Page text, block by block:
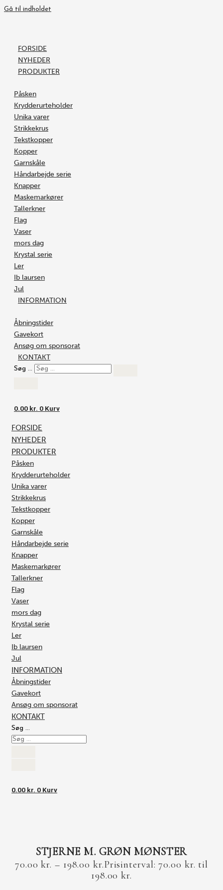
Gå til indholdet
FORSIDE
NYHEDER
PRODUKTER
Påsken
Krydderurteholder
Unika varer
Strikkekrus
Tekstkopper
Kopper
Garnskåle
Håndarbejde serie
Knapper
Maskemarkører
Tallerkner
Flag
Vaser
mors dag
Krystal serie
Ler
Ib laursen
Jul
INFORMATION
Åbningstider
Gavekort
Ansøg om sponsorat
KONTAKT
Søg …
0.00 kr. 0 Kurv
FORSIDE
NYHEDER
PRODUKTER
Påsken
Krydderurteholder
Unika varer
Strikkekrus
Tekstkopper
Kopper
Garnskåle
Håndarbejde serie
Knapper
Maskemarkører
Tallerkner
Flag
Vaser
mors dag
Krystal serie
Ler
Ib laursen
Jul
INFORMATION
Åbningstider
Gavekort
Ansøg om sponsorat
KONTAKT
Søg …
0.00 kr. 0 Kurv
STJERNE M. GRØN MØNSTER
70.00kr. – 198.00kr.Prisinterval: 70.00 kr. til
198.00 kr.